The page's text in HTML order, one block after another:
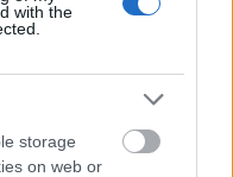
with the
storage
on web or
war die Palette
man im
Und ...